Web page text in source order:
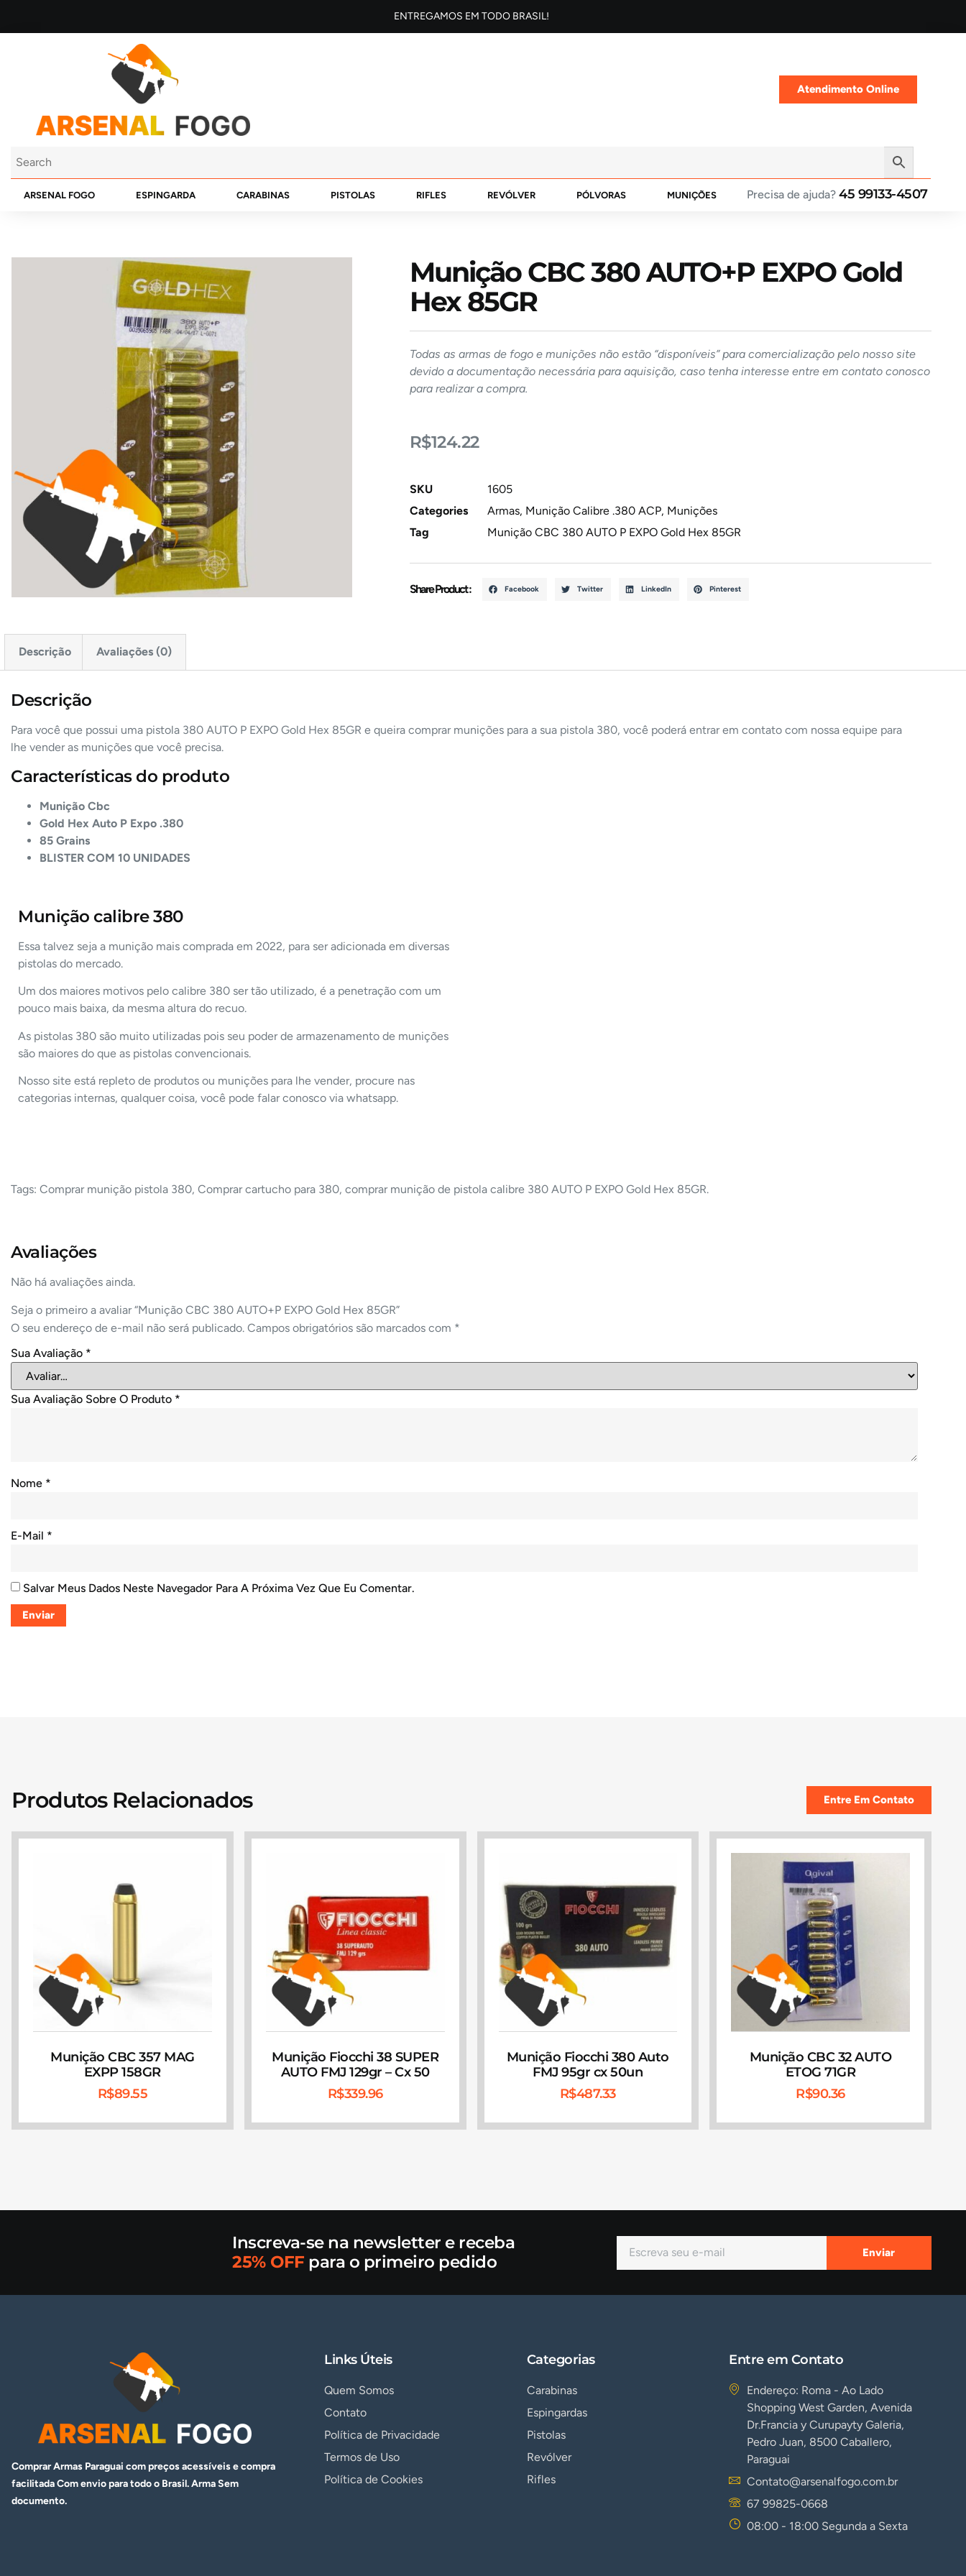
ENTREGAMOS EM TODO BRASIL!
Atendimento Online
ARSENAL FOGO ESPINGARDA CARABINAS PISTOLAS RIFLES REVÓLVER PÓLVORAS MUNIÇÕES Precisa de ajuda? 45 99133-4507
Munição CBC 380 AUTO+P EXPO Gold
Hex 85GR
Todas as armas de fogo e munições não estão “disponíveis” para comercialização pelo nosso site
devido a documentação necessária para aquisição, caso tenha interesse entre em contato conosco
para realizar a compra.
R$124.22
SKU
1605
Categories
Armas, Munição Calibre .380 ACP, Munições
Tag
Munição CBC 380 AUTO P EXPO Gold Hex 85GR
Share Product : Facebook Twitter LinkedIn Pinterest
Descrição Avaliações (0)
Descrição
Para você que possui uma pistola 380 AUTO P EXPO Gold Hex 85GR e queira comprar munições para a sua pistola 380, você poderá entrar em contato com nossa equipe para
lhe vender as munições que você precisa.
Características do produto
Munição Cbc
Gold Hex Auto P Expo .380
85 Grains
BLISTER COM 10 UNIDADES
Munição calibre 380
Essa talvez seja a munição mais comprada em 2022, para ser adicionada em diversas
pistolas do mercado.
Um dos maiores motivos pelo calibre 380 ser tão utilizado, é a penetração com um
pouco mais baixa, da mesma altura do recuo.
As pistolas 380 são muito utilizadas pois seu poder de armazenamento de munições
são maiores do que as pistolas convencionais.
Nosso site está repleto de produtos ou munições para lhe vender, procure nas
categorias internas, qualquer coisa, você pode falar conosco via whatsapp.
Tags: Comprar munição pistola 380, Comprar cartucho para 380, comprar munição de pistola calibre 380 AUTO P EXPO Gold Hex 85GR.
Avaliações
Não há avaliações ainda.
Seja o primeiro a avaliar “Munição CBC 380 AUTO+P EXPO Gold Hex 85GR”
O seu endereço de e-mail não será publicado. Campos obrigatórios são marcados com *
Sua Avaliação *
Sua Avaliação Sobre O Produto *
Nome *
E-Mail *
Salvar Meus Dados Neste Navegador Para A Próxima Vez Que Eu Comentar.
Produtos Relacionados Entre Em Contato
Munição CBC 357 MAG
EXPP 158GR
R$89.55
Munição Fiocchi 38 SUPER
AUTO FMJ 129gr – Cx 50
R$339.96
Munição Fiocchi 380 Auto
FMJ 95gr cx 50un
R$487.33
Munição CBC 32 AUTO
ETOG 71GR
R$90.36
Inscreva-se na newsletter e receba
25% OFF para o primeiro pedido Enviar
Comprar Armas Paraguai com preços acessíveis e compra
facilitada Com envio para todo o Brasil. ArmaSem
documento.
Links Úteis
Quem Somos
Contato
Política de Privacidade
Termos de Uso
Política de Cookies
Categorias
Carabinas
Espingardas
Pistolas
Revólver
Rifles
Entre em Contato
Endereço: Roma - Ao Lado
Shopping West Garden, Avenida
Dr.Francia y Curupayty Galeria,
Pedro Juan, 8500 Caballero,
Paraguai
Contato@arsenalfogo.com.br
67 99825-0668
08:00 - 18:00 Segunda a Sexta